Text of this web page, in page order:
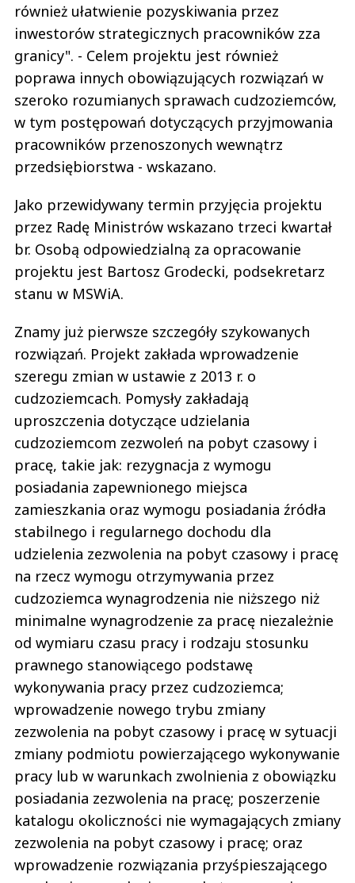
również ułatwienie pozyskiwania przez
inwestorów strategicznych pracowników zza
granicy". - Celem projektu jest również
poprawa innych obowiązujących rozwiązań w
szeroko rozumianych sprawach cudzoziemców,
w tym postępowań dotyczących przyjmowania
pracowników przenoszonych wewnątrz
przedsiębiorstwa - wskazano.
Jako przewidywany termin przyjęcia projektu
przez Radę Ministrów wskazano trzeci kwartał
br. Osobą odpowiedzialną za opracowanie
projektu jest Bartosz Grodecki, podsekretarz
stanu w MSWiA.
Znamy już pierwsze szczegóły szykowanych
rozwiązań. Projekt zakłada wprowadzenie
szeregu zmian w ustawie z 2013 r. o
cudzoziemcach. Pomysły zakładają
uproszczenia dotyczące udzielania
cudzoziemcom zezwoleń na pobyt czasowy i
pracę, takie jak: rezygnacja z wymogu
posiadania zapewnionego miejsca
zamieszkania oraz wymogu posiadania źródła
stabilnego i regularnego dochodu dla
udzielenia zezwolenia na pobyt czasowy i pracę
na rzecz wymogu otrzymywania przez
cudzoziemca wynagrodzenia nie niższego niż
minimalne wynagrodzenie za pracę niezależnie
od wymiaru czasu pracy i rodzaju stosunku
prawnego stanowiącego podstawę
wykonywania pracy przez cudzoziemca;
wprowadzenie nowego trybu zmiany
zezwolenia na pobyt czasowy i pracę w sytuacji
zmiany podmiotu powierzającego wykonywanie
pracy lub w warunkach zwolnienia z obowiązku
posiadania zezwolenia na pracę; poszerzenie
katalogu okoliczności nie wymagających zmiany
zezwolenia na pobyt czasowy i pracę; oraz
wprowadzenie rozwiązania przyśpieszającego